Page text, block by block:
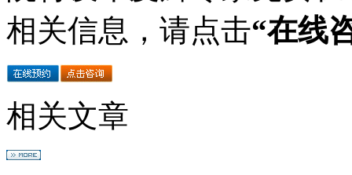
相关信息，请点击“在线
相关文章